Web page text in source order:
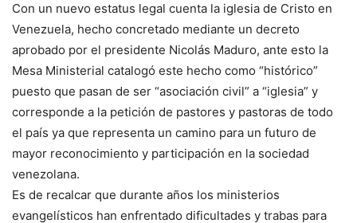
Con un nuevo estatus legal cuenta la iglesia de Cristo en
Venezuela, hecho concretado mediante un decreto
aprobado por el presidente Nicolás Maduro, ante esto la
Mesa Ministerial catalogó este hecho como “histórico”
puesto que pasan de ser “asociación civil” a “iglesia” y
corresponde a la petición de pastores y pastoras de todo
el país ya que representa un camino para un futuro de
mayor reconocimiento y participación en la sociedad
venezolana.
Es de recalcar que durante años los ministerios
evangelísticos han enfrentado dificultades y trabas para